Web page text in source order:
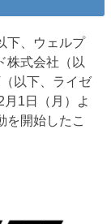
下、ウェルプ
株式会社（以
以下、ライゼ
月1日（月）よ
を開始したこ